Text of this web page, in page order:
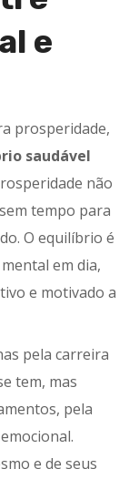
e
prosperidade,
saudável
não
tempo para
O equilíbrio é
em dia,
e motivado a
pela carreira
tem, mas
pela
e de seus